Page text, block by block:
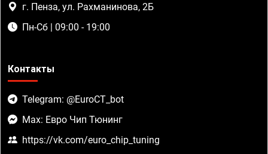
г. Пенза, ул. Рахманинова, 2Б
Пн-Сб | 09:00 - 19:00
Контакты
Telegram: @EuroCT_bot
Max: Евро Чип Тюнинг
https://vk.com/euro_chip_tuning